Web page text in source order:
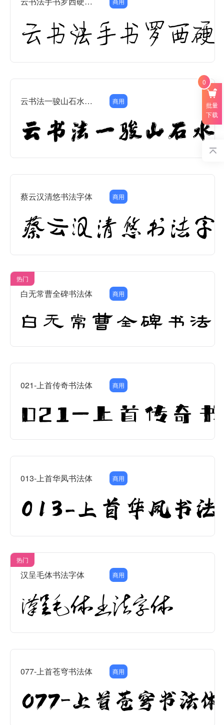
云书法一骏山石水墨简 商用
蔡云汉清悠书法字体 商用
热门
白无常曹全碑书法体 商用
021-上首传奇书法体 商用
013-上首华凤书法体 商用
热门
汉呈毛体书法字体 商用
077-上首苍穹书法体 商用
批量
下载
0